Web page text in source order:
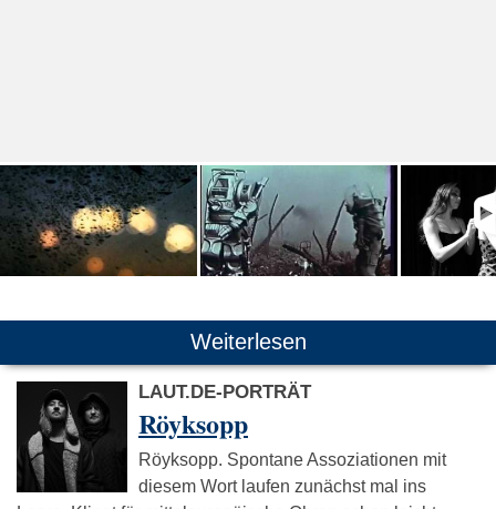
Weiterlesen
LAUT.DE-PORTRÄT
Röyksopp
Röyksopp. Spontane Assoziationen mit
diesem Wort laufen zunächst mal ins